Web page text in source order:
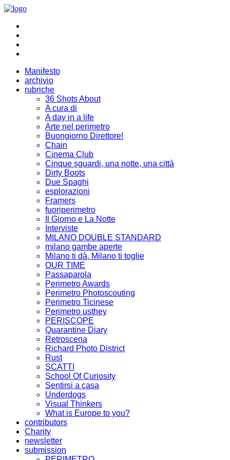
Manifesto
archivio
rubriche
36 Shots About
A cura di
A day in a life
Arte nel perimetro
Buongiorno Direttore!
Chain
Cinema Club
Cinque sguardi, una notte, una città
Dirty Boots
Due Spaghi
esplorazioni
Framers
fuoriperimetro
Il Giorno e La Notte
Interviste
MILANO DOUBLE STANDARD
milano gambe aperte
Milano ti dà, Milano ti toglie
OUR TIME
Passaparola
Perimetro Awards
Perimetro Photoscouting
Perimetro Ticinese
Perimetro usthey
PERISCOPE
Quarantine Diary
Retroscena
Richard Photo District
Rust
SCATTI
School Of Curiosity
Sentirsi a casa
Underdogs
Visual Thinkers
What is Europe to you?
contributors
Charity
newsletter
submission